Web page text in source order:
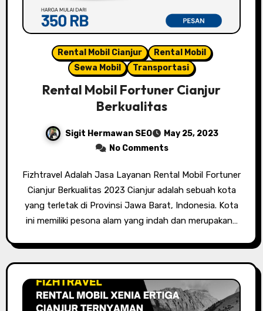
Rental Mobil Cianjur
Rental Mobil
Sewa Mobil
Transportasi
Rental Mobil Fortuner Cianjur
Berkualitas
Sigit Hermawan SEO
May 25, 2023
No Comments
Fizhtravel Adalah Jasa Layanan Rental Mobil Fortuner
Cianjur Berkualitas 2023 Cianjur adalah sebuah kota
yang terletak di Provinsi Jawa Barat, Indonesia. Kota
ini memiliki pesona alam yang indah dan merupakan…